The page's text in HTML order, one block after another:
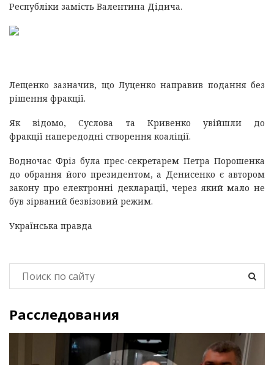
Республіки замість Валентина Дідича.
Лещенко зазначив, що Луценко направив подання без
рішення фракції.
Як відомо, Суслова та Кривенко увійшли до
фракції напередодні створення коаліції.
Водночас Фріз була прес-секретарем Петра Порошенка
до обрання його президентом, а Денисенко є автором
закону про електронні декларації, через який мало не
був зірваний безвізовий режим.
Українська правда
Расследования